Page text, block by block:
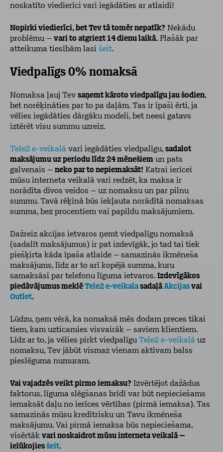
noskatīto viedierīci vari iegādāties ar atlaidi!
Nopirki viedierīci, bet Tev tā tomēr nepatīk? Nekādu
problēmu – vari to atgriezt 14 dienu laikā. Plašāk par
atteikuma tiesībām lasi šeit.
Viedpalīgs 0% nomaksā
Nomaksa ļauj Tev saņemt kāroto viedpalīgu jau šodien,
bet norēķināties par to pa daļām. Tas ir īpaši ērti, ja
vēlies iegādāties dārgāku modeli, bet neesi gatavs
iztērēt visu summu uzreiz.
Tele2 e-veikalā vari iegādāties viedpalīgu, sadalot
maksājumu uz periodu līdz 24 mēnešiem un pats
galvenais – neko par to nepiemaksāt! Katrai ierīcei
mūsu interneta veikalā vari redzēt, ka maksa ir
norādīta divos veidos – uz nomaksu un par pilnu
summu. Tavā rēķinā būs iekļauta norādītā nomaksas
summa, bez procentiem vai papildu maksājumiem.
Dažreiz akcijas ietvaros ņemt viedpalīgu nomaksā
(sadalīt maksājumus) ir pat izdevīgāk, jo tad tai tiek
piešķirta kāda īpaša atlaide – samazinās ikmēneša
maksājums, līdz ar to arī kopējā summa, kuru
samaksāsi par telefonu līguma ietvaros. Izdevīgākos
piedāvājumus meklēTele2 e-veikalasadaļāAkcijasvai
Outlet.
Lūdzu, ņem vērā, ka nomaksā mēs dodam preces tikai
tiem, kam uzticamies visvairāk – saviem klientiem.
Līdz ar to, ja vēlies pirkt viedpalīgu Tele2 e-veikalā uz
nomaksu, Tev jābūt vismaz vienam aktīvam balss
pieslēguma numuram.
Vai vajadzēs veikt pirmo iemaksu? Izvērtējot dažādus
faktorus, līguma slēgšanas brīdī var būt nepieciešams
iemaksāt daļu no ierīces vērtības (pirmā iemaksa). Tas
samazinās mūsu kredītrisku un Tavu ikmēneša
maksājumu. Vai pirmā iemaksa būs nepieciešama,
visērtāk vari noskaidrot mūsu interneta veikalā –
ielūkojiesšeit.